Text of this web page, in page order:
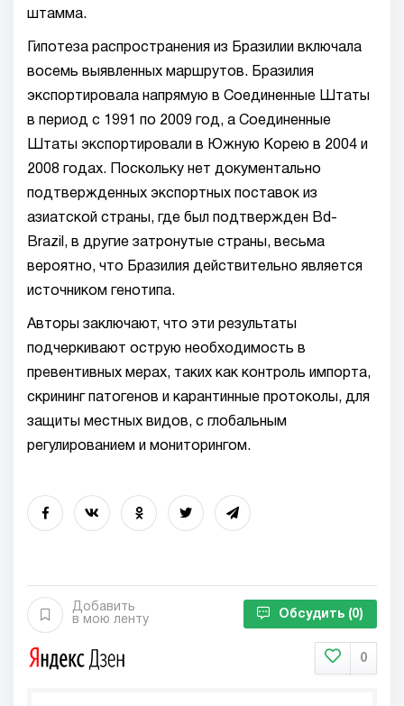
штамма.
Гипотеза распространения из Бразилии включала
восемь выявленных маршрутов. Бразилия
экспортировала напрямую в Соединенные Штаты
в период с 1991 по 2009 год, а Соединенные
Штаты экспортировали в Южную Корею в 2004 и
2008 годах. Поскольку нет документально
подтвержденных экспортных поставок из
азиатской страны, где был подтвержден Bd-
Brazil, в другие затронутые страны, весьма
вероятно, что Бразилия действительно является
источником генотипа.
Авторы заключают, что эти результаты
подчеркивают острую необходимость в
превентивных мерах, таких как контроль импорта,
скрининг патогенов и карантинные протоколы, для
защиты местных видов, с глобальным
регулированием и мониторингом.
Добавить
в мою ленту
Обсудить (0)
0